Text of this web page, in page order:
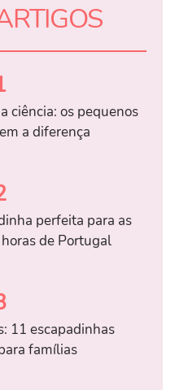
ciência: os pequenos
a diferença
perfeita para as
de Portugal
11 escapadinhas
famílias